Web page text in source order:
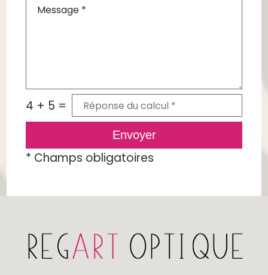
4 + 5 =
Envoyer
* Champs obligatoires